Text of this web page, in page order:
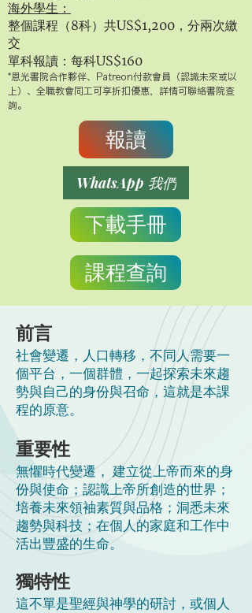
海外學生：
整個課程（8科）共US$1,200，分兩次繳
交
單科報讀：每科US$160
*恩光書院合作夥伴、Patreon付款會員（認識未來或以
上）、全職教會同工可享折扣優惠，詳情可聯絡書院查
詢。
報讀
WhatsApp 我們
下載手冊
課程查詢
前言​
社會變遷，人口轉移，不同人需要一
個平台，一個群體，一起探索未來趨
勢與自己的身份與召命，這就是本課
程的原意。
​重要性
無懼時代變遷， 建立從上帝而來的身
份與使命；認識上帝所創造的世界；
培養未來領袖素質與品格；洞悉未來
趨勢與科技；在個人的家庭和工作中
活出豐盛的生命。
​獨特性
這不單是聖經與神學的研討，或個人